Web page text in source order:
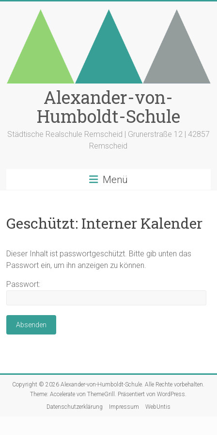
Alexander-von-
Humboldt-Schule
Städtische Realschule Remscheid | Grunerstraße 12 | 42857
Remscheid
Menü
Geschützt: Interner Kalender
Dieser Inhalt ist passwortgeschützt. Bitte gib unten das
Passwort ein, um ihn anzeigen zu können.
Passwort:
Copyright © 2026Alexander-von-Humboldt-Schule . Alle Rechte vorbehalten.
Theme:Accelerate von ThemeGrill. Präsentiert vonWordPress
Datenschutzerklärung
Impressum WebUntis